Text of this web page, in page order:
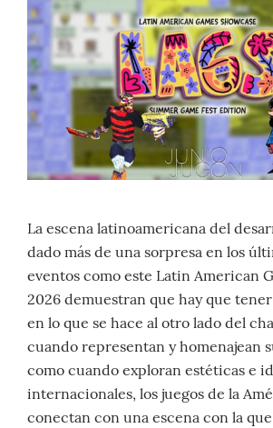
La escena latinoamericana del
dado más de una sorpresa en los
eventos como este Latin American
2026 demuestran que hay que
en lo que se hace al otro lado del
cuando representan y homenajean
como cuando exploran estéticas e
internacionales, los juegos de la
conectan con una escena con la